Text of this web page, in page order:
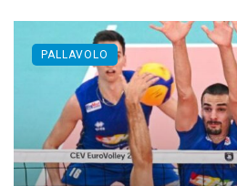
PALLAVOLO